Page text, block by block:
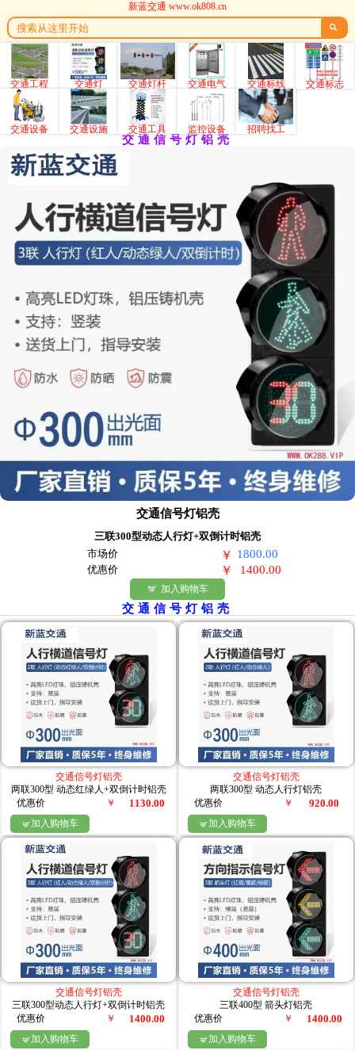
新蓝交通 www.ok808.cn

交通工程 交通灯 交通灯杆 交通电气 交通标线 交通标志
交通设备 交通设施 交通工具 监控设备 招聘找工
交通信号灯铝壳
交通信号灯铝壳
三联300型动态人行灯+双倒计时铝壳
市场价
￥ 1800.00
优惠价 ￥ 1400.00
 加入购物车
交通信号灯铝壳
交通信号灯铝壳
两联300型 动态红绿人+双倒计时铝壳
优惠价
￥ 1130.00
加入购物车
交通信号灯铝壳
两联300型 动态人行灯铝壳
优惠价
￥ 920.00
加入购物车
交通信号灯铝壳
三联300型动态人行灯+双倒计时铝壳
优惠价
￥ 1400.00
加入购物车
交通信号灯铝壳
三联400型 箭头灯铝壳
优惠价
￥ 1400.00
加入购物车